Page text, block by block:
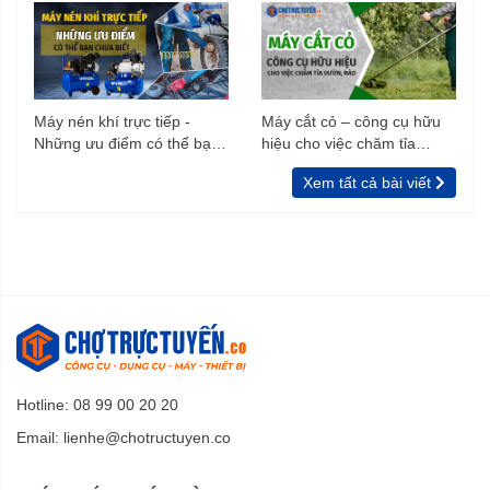
Máy nén khí trực tiếp -
Những ưu điểm có thể bạn
Máy cắt cỏ – công cụ hữu
hiệu cho việc chăm tỉa
vườn, rào
Xem tất cả bài viết
Hotline: 08 99 00 20 20
Email: lienhe@chotructuyen.co